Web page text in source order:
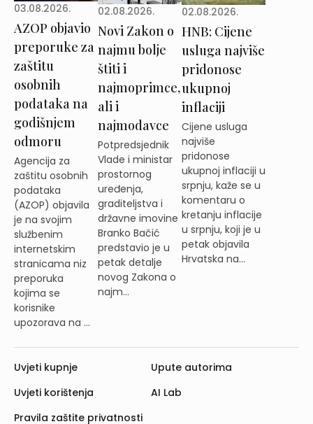
03.08.2026.
AZOP objavio
preporuke za
zaštitu
osobnih
podataka na
godišnjem
odmoru
Agencija za
zaštitu osobnih
podataka
(AZOP) objavila
je na svojim
službenim
internetskim
stranicama niz
preporuka
kojima se
korisnike
upozorava na ...
02.08.2026.
Novi Zakon o
najmu bolje
štiti i
najmoprimce,
ali i
najmodavce
Potpredsjednik
Vlade i ministar
prostornog
uređenja,
graditeljstva i
državne imovine
Branko Bačić
predstavio je u
petak detalje
novog Zakona o
najm...
02.08.2026.
HNB: Cijene
usluga najviše
pridonose
ukupnoj
inflaciji
Cijene usluga
najviše
pridonose
ukupnoj inflaciji u
srpnju, kaže se u
komentaru o
kretanju inflacije
u srpnju, koji je u
petak objavila
Hrvatska na...
Uvjeti kupnje
Uvjeti korištenja
Pravila zaštite privatnosti
Upute autorima
AI Lab